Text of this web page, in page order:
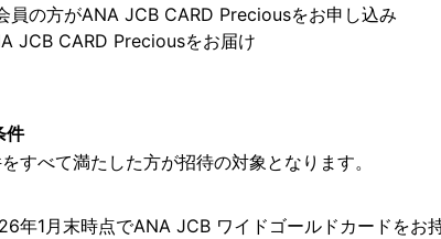
員の方がANA JCB CARD Preciousをお申し込み
JCB CARD Preciousをお届け
件
すべて満たした方が招待の対象となります。
年1月末時点でANA JCB ワイドゴールドカードをお